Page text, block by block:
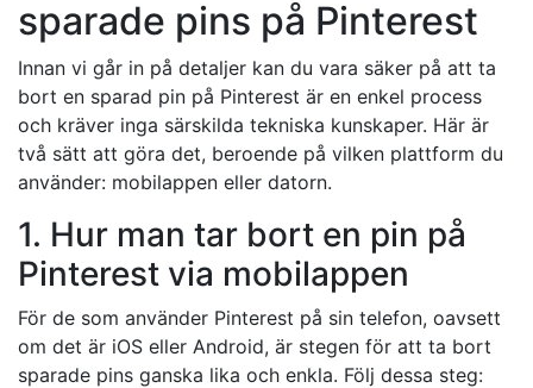
sparade pins på Pinterest
Innan vi går in på detaljer kan du vara säker på att ta
bort en sparad pin på Pinterest är en enkel process
och kräver inga särskilda tekniska kunskaper. Här är
två sätt att göra det, beroende på vilken plattform du
använder: mobilappen eller datorn.
1. Hur man tar bort en pin på
Pinterest via mobilappen
För de som använder Pinterest på sin telefon, oavsett
om det är iOS eller Android, är stegen för att ta bort
sparade pins ganska lika och enkla. Följ dessa steg: